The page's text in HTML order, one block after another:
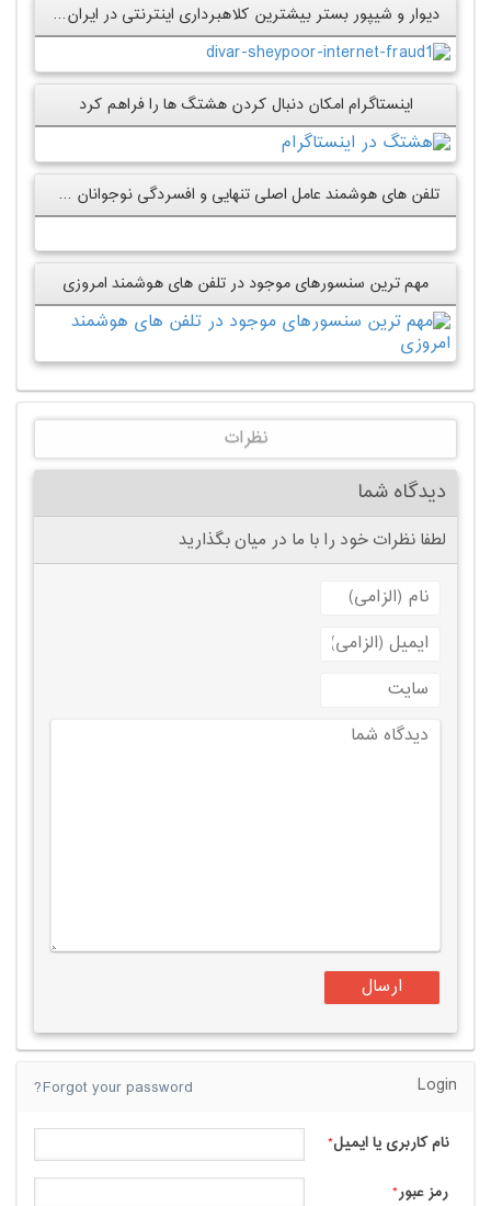
دیوار و شیپور بستر بیشترین کلاهبرداری‌ اینترنتی در ایران هستند
اینستاگرام امکان دنبال کردن هشتگ ها را فراهم کرد
تلفن های هوشمند عامل اصلی تنهایی و افسردگی نوجوانان هستند
مهم ترین سنسورهای موجود در تلفن های هوشمند امروزی
نظرات
دیدگاه شما
لطفا نظرات خود را با ما در میان بگذارید
Login
Forgot your password?
نام کاربری یا ایمیل*
رمز عبور*